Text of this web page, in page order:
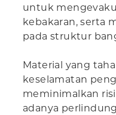
untuk
kebakaran, serta
pada struktur
Material yang
keselamatan
meminimalkan
adanya